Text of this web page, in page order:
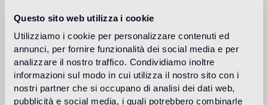
Questo sito web utilizza i cookie
Utilizziamo i cookie per personalizzare contenuti ed
annunci, per fornire funzionalità dei social media e per
analizzare il nostro traffico. Condividiamo inoltre
informazioni sul modo in cui utilizza il nostro sito con i
nostri partner che si occupano di analisi dei dati web,
pubblicità e social media, i quali potrebbero combinarle
Más información
Uso previsto